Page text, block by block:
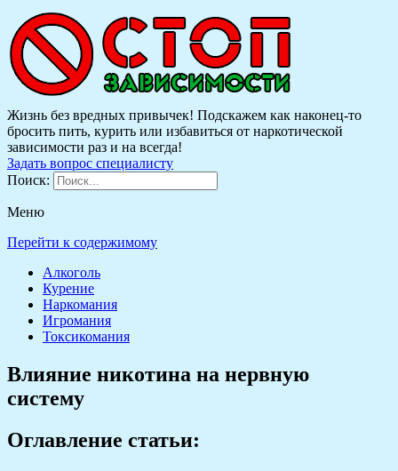
Жизнь без вредных привычек! Подскажем как наконец-то
бросить пить, курить или избавиться от наркотической
зависимости раз и на всегда!
Задать вопрос специалисту
Поиск:
Меню
Перейти к содержимому
Алкоголь
Курение
Наркомания
Игромания
Токсикомания
Влияние никотина на нервную
систему
Оглавление статьи: